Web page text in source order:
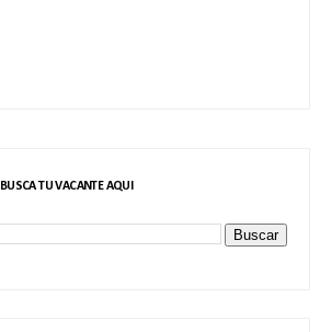
BUSCA TU VACANTE AQUI